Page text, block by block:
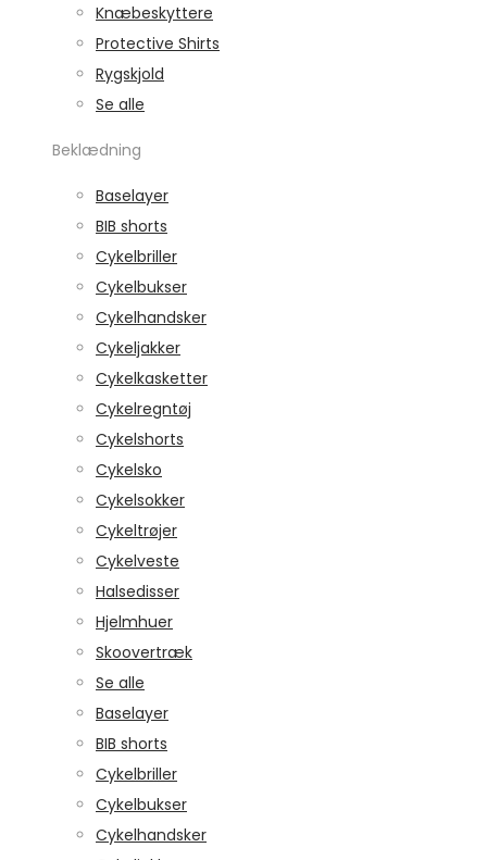
Knæbeskyttere
Protective Shirts
Rygskjold
Se alle
Beklædning
Baselayer
BIB shorts
Cykelbriller
Cykelbukser
Cykelhandsker
Cykeljakker
Cykelkasketter
Cykelregntøj
Cykelshorts
Cykelsko
Cykelsokker
Cykeltrøjer
Cykelveste
Halsedisser
Hjelmhuer
Skoovertræk
Se alle
Baselayer
BIB shorts
Cykelbriller
Cykelbukser
Cykelhandsker